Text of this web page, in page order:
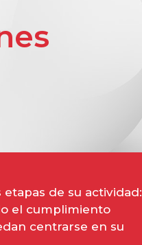
de su actividad:
el cumplimiento
centrarse en su